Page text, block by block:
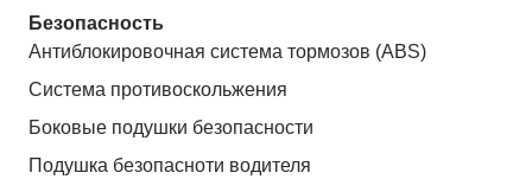
Безопасность
Антиблокировочная система тормозов (ABS)
Система противоскольжения
Боковые подушки безопасности
Подушка безопасноти водителя